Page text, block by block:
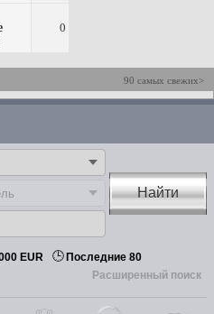
0
90 самых свежих>
Найти
EUR 🕒 Последние 80
Расширенный поиск